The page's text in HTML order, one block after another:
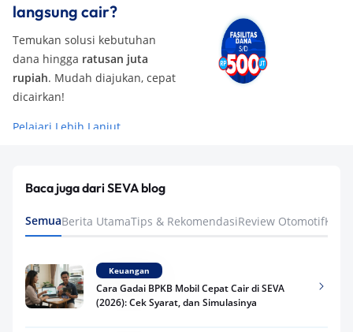
langsung cair?
Temukan solusi kebutuhan
dana hingga ratusan juta
rupiah. Mudah diajukan, cepat
dicairkan!
Pelajari Lebih Lanjut
Baca juga dari SEVA blog
SemuaBerita UtamaTips & RekomendasiReview Otomotif
Keuangan
Cara Gadai BPKB Mobil Cepat Cair di SEVA
(2026): Cek Syarat, dan Simulasinya